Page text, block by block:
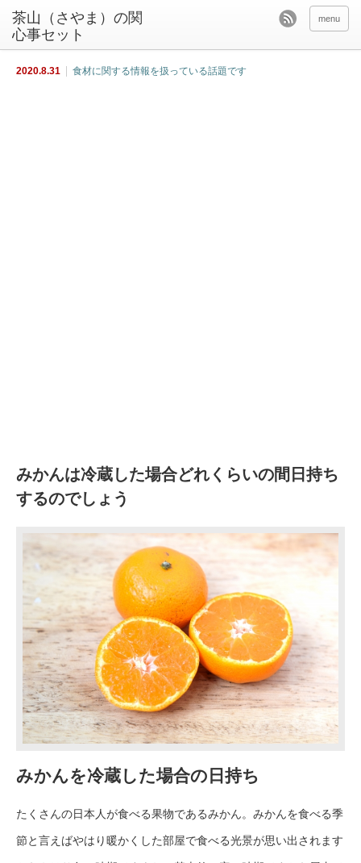
茶山（さやま）の関
心事セット
menu
2020.8.31 食材に関する情報を扱っている話題です
みかんは冷蔵した場合どれくらいの間日持ち
するのでしょう
みかんを冷蔵した場合の日持ち
たくさんの日本人が食べる果物であるみかん。みかんを食べる季
節と言えばやはり暖かくした部屋で食べる光景が思い出されます